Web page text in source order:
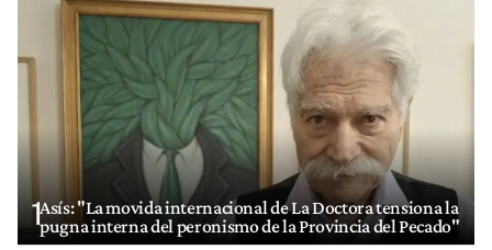
1Asís: "La movida internacional de La Doctora tensiona la
pugna interna del peronismo de la Provincia del Pecado"